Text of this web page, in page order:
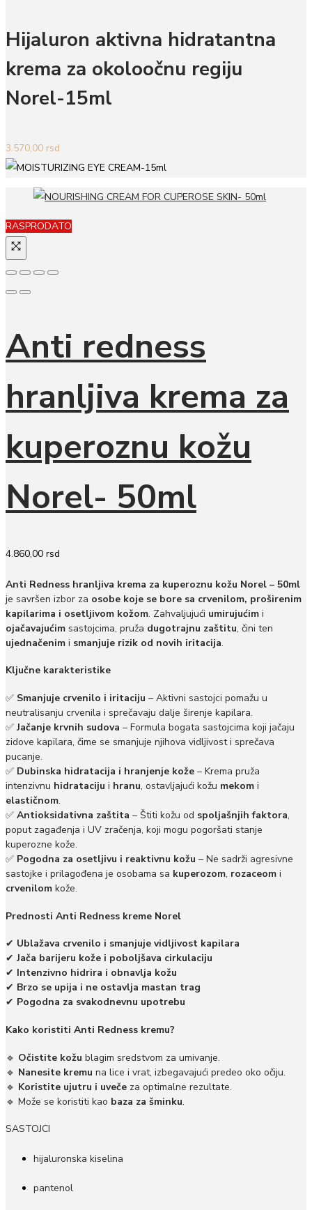
Hijaluron aktivna hidratantna
krema za okoloočnu regiju
Norel-15ml
3.570,00 rsd
RASPRODATO
Anti redness
hranljiva krema za
kuperoznu kožu
Norel- 50ml
4.860,00 rsd
Anti Redness hranljiva krema za kuperoznu kožu Norel – 50ml
je savršen izbor za osobe koje se bore sa crvenilom, proširenim
kapilarima i osetljivom kožom. Zahvaljujući umirujućim i
ojačavajućim sastojcima, pruža dugotrajnu zaštitu, čini ten
ujednačenim i smanjuje rizik od novih iritacija.
Ključne karakteristike
✅ Smanjuje crvenilo i iritaciju – Aktivni sastojci pomažu u
neutralisanju crvenila i sprečavaju dalje širenje kapilara.
✅Jačanje krvnih sudova – Formula bogata sastojcima koji jačaju
zidove kapilara, čime se smanjuje njihova vidljivost i sprečava
pucanje.
✅ Dubinska hidratacija i hranjenje kože – Krema pruža
intenzivnu hidrataciju i hranu, ostavljajući kožu mekom i
elastičnom.
✅ Antioksidativna zaštita – Štiti kožu od spoljašnjih faktora,
poput zagađenja i UV zračenja, koji mogu pogoršati stanje
kuperozne kože.
✅ Pogodna za osetljivu i reaktivnu kožu – Ne sadrži agresivne
sastojke i prilagođena je osobama sa kuperozom, rozaceom i
crvenilom kože.
Prednosti Anti Redness kreme Norel
✔ Ublažava crvenilo i smanjuje vidljivost kapilara
✔Jača barijeru kože i poboljšava cirkulaciju
✔ Intenzivno hidrira i obnavlja kožu
✔ Brzo se upija i ne ostavlja mastan trag
✔ Pogodna za svakodnevnu upotrebu
Kako koristiti Anti Redness kremu?
🔹 Očistite kožu blagim sredstvom za umivanje.
🔹 Nanesite kremu na lice i vrat, izbegavajući predeo oko očiju.
🔹 Koristite ujutru i uveče za optimalne rezultate.
🔹 Može se koristiti kao baza za šminku.
SASTOJCI
hijaluronska kiselina
pantenol